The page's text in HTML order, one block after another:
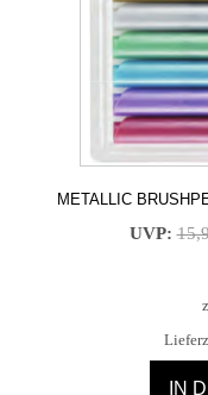
METALLIC
UVP:
IN